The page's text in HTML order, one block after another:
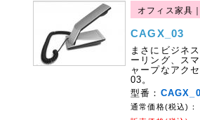
オフィス家具
CAGX_03
まさにビジネ
ーリング、ス
ャープなアク
03。
型番：
通常価格(税込)：